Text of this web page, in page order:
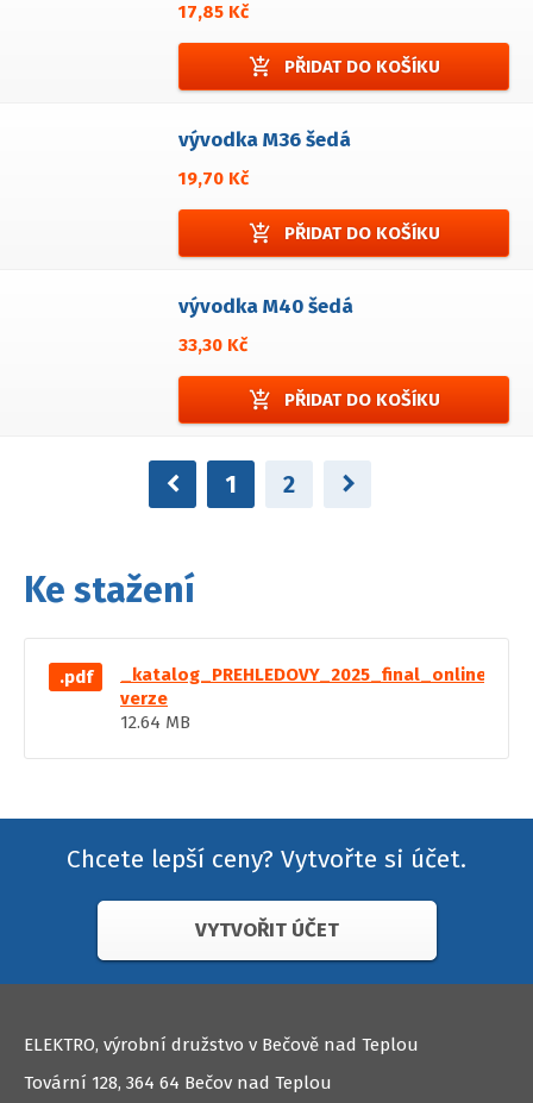
17,85 Kč
add_shopping_cart PŘIDAT DO KOŠÍKU
vývodka M36 šedá
19,70 Kč
add_shopping_cart PŘIDAT DO KOŠÍKU
vývodka M40 šedá
33,30 Kč
add_shopping_cart PŘIDAT DO KOŠÍKU
chevron_left 1 2 chevron_right
Ke stažení
.pdf
_katalog_PREHLEDOVY_2025_final_online
verze
12.64 MB
Chcete lepší ceny? Vytvořte si účet.
VYTVOŘIT ÚČET
ELEKTRO, výrobní družstvo v Bečově nad Teplou
Tovární 128, 364 64 Bečov nad Teplou